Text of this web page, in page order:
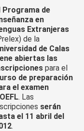
Programa de
en
Extranjeras
de la
de Calas
abiertas las
para el
de preparación
el examen
. Las
serán
el 11 abril del
.